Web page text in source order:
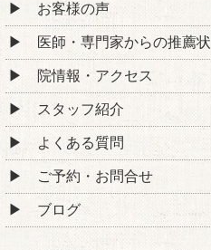
お客様の声
医師・専門家からの推薦状
院情報・アクセス
スタッフ紹介
よくある質問
ご予約・お問合せ
ブログ